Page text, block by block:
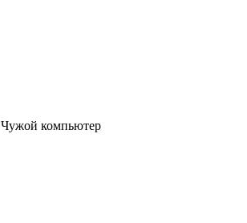
Чужой компьютер